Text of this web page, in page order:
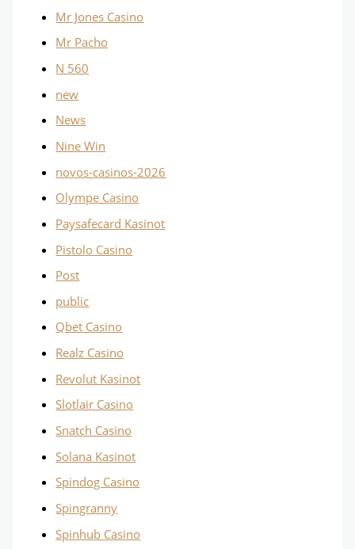
Mr Jones Casino
Mr Pacho
N 560
new
News
Nine Win
novos-casinos-2026
Olympe Casino
Paysafecard Kasinot
Pistolo Casino
Post
public
Qbet Casino
Realz Casino
Revolut Kasinot
Slotlair Casino
Snatch Casino
Solana Kasinot
Spindog Casino
Spingranny
Spinhub Casino